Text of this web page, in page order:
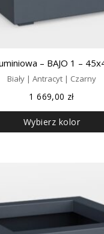
– BAJO 1 –
Biały | Antracyt | Czarny
1 669,00 zł
Wybierz kolor